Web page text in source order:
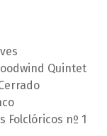
Quintet
Folclóricos nº 1